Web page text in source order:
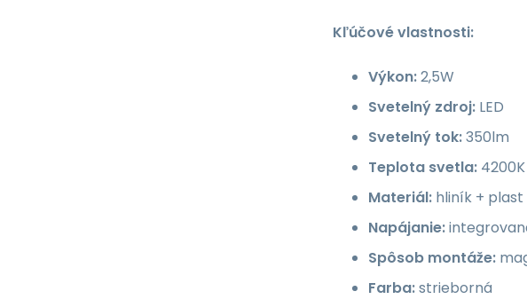
Kľúčové vlastnosti:
Výkon:2,5W
Svetelný zdroj: LED
Svetelný tok:350lm
Teplota svetla:
Materiál: hliník + plast
Napájanie:
Spôsob montáže:
Farba:strieborná